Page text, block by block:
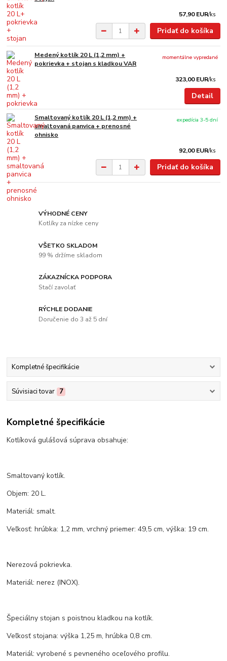
57,90 EUR/ks
Pridať do košíka
Medený kotlík 20 L (1,2 mm) +
pokrievka + stojan s kladkou VAR
323,00 EUR/ks
momentálne vypredané
Detail
Smaltovaný kotlík 20 L (1,2 mm) +
smaltovaná panvica + prenosné
ohnisko
92,00 EUR/ks
expedícia 3-5 dní
Pridať do košíka
VÝHODNÉ CENY
Kotlíky za nízke ceny
VŠETKO SKLADOM
99 % držíme skladom
ZÁKAZNÍCKA PODPORA
Stačí zavolať
RÝCHLE DODANIE
Doručenie do 3 až 5 dní
Kompletné špecifikácie
Súvisiaci tovar 7
Kompletné špecifikácie
Kotlíková gulášová súprava obsahuje:
Smaltovaný kotlík.
Objem: 20 L.
Materiál: smalt.
Veľkosť: hrúbka: 1,2 mm, vrchný priemer: 49,5 cm, výška: 19 cm.
Nerezová pokrievka.
Materiál: nerez (INOX).
Špeciálny stojan s poistnou kladkou na kotlík.
Veľkosť stojana: výška 1,25 m, hrúbka 0,8 cm.
Materiál: vyrobené s pevneného oceľového profilu.